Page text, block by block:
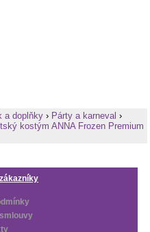
a doplňky › Párty a karneval ›
kostým ANNA Frozen Premium